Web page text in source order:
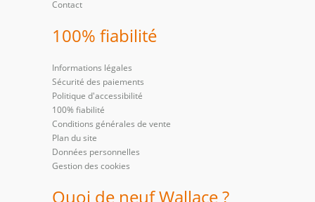
Contact
100% fiabilité
Informations légales
Sécurité des paiements
Politique d'accessibilité
100% fiabilité
Conditions générales de vente
Plan du site
Données personnelles
Gestion des cookies
Quoi de neuf Wallace ?